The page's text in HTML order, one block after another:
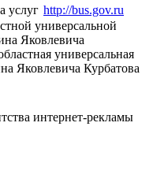
http://bus.gov.ru
универсальной
Яковлевича
универсальная
Яковлевича Курбатова
интернет-рекламы